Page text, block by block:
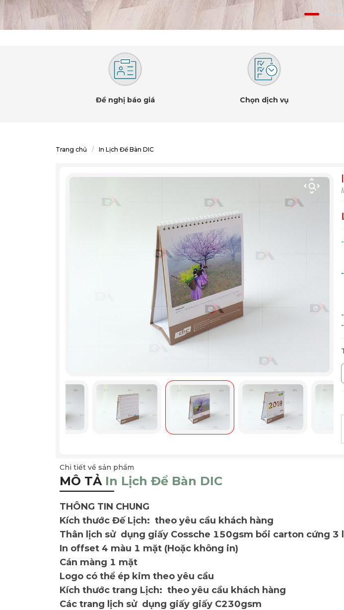
Đề nghị báo giá Chọn dịch vụ
Trang chủ In Lịch Để Bàn DIC
-
Chi tiết về sản phẩm
MÔ TẢ In Lịch Để Bàn DIC
THÔNG TIN CHUNG
Kích thước Đế Lịch: theo yêu cầu khách hàng
Thân lịch sử dụng giấy Cossche 150gsm bồi carton cứng 3
In offset 4 màu 1 mặt (Hoặc không in)
Cán màng 1 mặt
Logo có thể ép kim theo yêu cầu
Kích thước trang Lịch: theo yêu cầu khách hàng
Các trang lịch sử dụng giấy giấy C230gsm